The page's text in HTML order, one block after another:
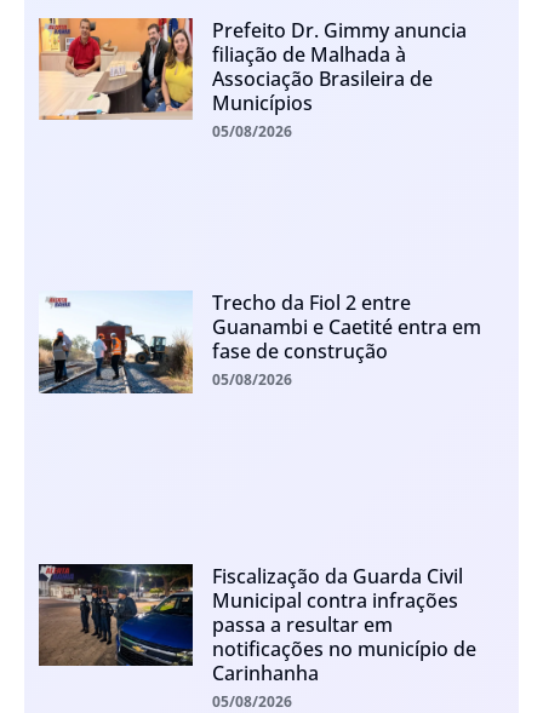
Prefeito Dr. Gimmy anuncia
filiação de Malhada à
Associação Brasileira de
Municípios
05/08/2026
Trecho da Fiol 2 entre
Guanambi e Caetité entra em
fase de construção
05/08/2026
Fiscalização da Guarda Civil
Municipal contra infrações
passa a resultar em
notificações no município de
Carinhanha
05/08/2026